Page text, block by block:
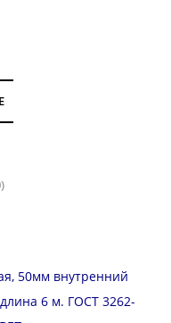
50мм внутренний
6 м. ГОСТ 3262-